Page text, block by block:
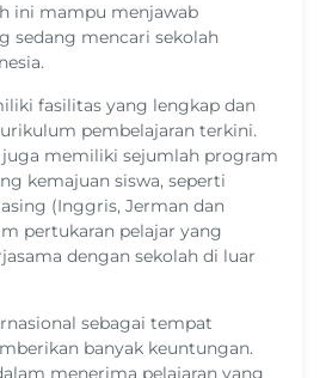
ini mampu menjawab
sedang mencari sekolah
fasilitas yang lengkap dan
pembelajaran terkini.
memiliki sejumlah program
kemajuan siswa, seperti
(Inggris, Jerman dan
pertukaran pelajar yang
dengan sekolah di luar
sebagai tempat
banyak keuntungan.
menerima pelajaran yang